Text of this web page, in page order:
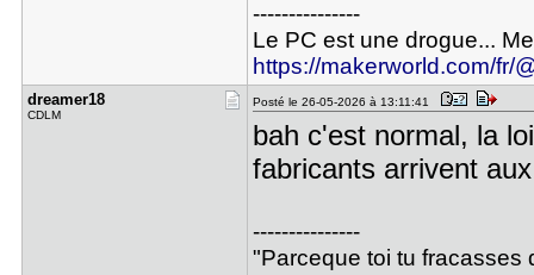
---------------
Le PC est une drogue...
https://makerworld.com/fr/
dreamer18
CDLM
Posté le 26-05-2026 à 13:11:41
bah c'est normal, la
fabricants arrivent
---------------
"Parceque toi tu fracasses